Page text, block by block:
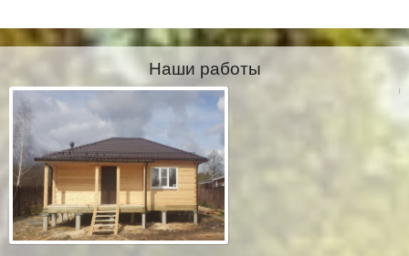
Наши работы